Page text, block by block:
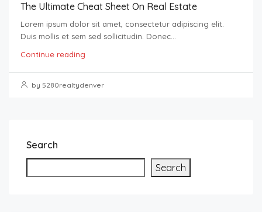
The Ultimate Cheat Sheet On Real Estate
Lorem ipsum dolor sit amet, consectetur adipiscing elit.
Duis mollis et sem sed sollicitudin. Donec...
Continue reading
by 5280realtydenver
Search
Search